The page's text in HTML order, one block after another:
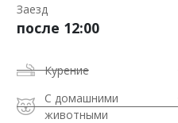
Заезд
после 12:00
Курение
С домашними
животными